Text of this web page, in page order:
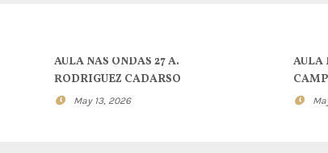
AULA NAS ONDAS 27 A.
RODRIGUEZ CADARSO
May 13, 2026
AULA